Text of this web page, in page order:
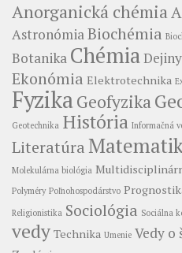
Anorganická chémia
AstronómiaBiochémia
Botanika Chémia
Ekonómia Elektrotechnika
FyzikaGeofyzika
Geotechnika História Informačná
Literatúra
Molekulárna biológia
Polyméry Poľnohospodárstvo
Religionistika Sociológia Sociálna
vedy Technika Umenie Vedy o